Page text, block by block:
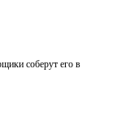
соберут его в